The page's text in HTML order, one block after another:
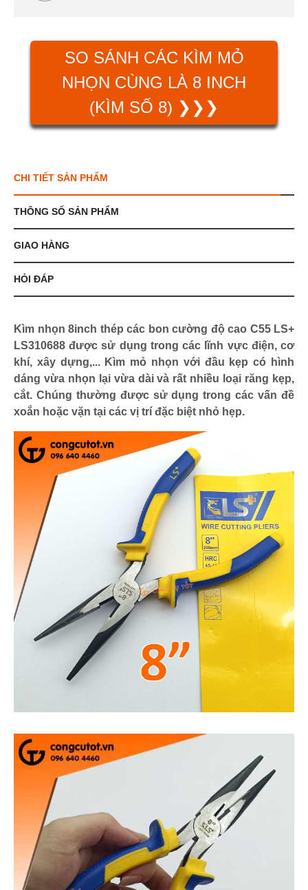
SO SÁNH CÁC KÌM MỎ
NHỌN CÙNG LÀ 8 INCH
(KÌM SỐ 8) ❯❯❯
CHI TIẾT SẢN PHẨM
THÔNG SỐ SẢN PHẨM
GIAO HÀNG
HỎI ĐÁP
Kìm nhọn 8inch thép các bon cường độ cao C55 LS+
LS310688 được sử dụng trong các lĩnh vực điện, cơ
khí, xây dựng,... Kìm mỏ nhọn với đầu kẹp có hình
dáng vừa nhọn lại vừa dài và rất nhiều loại răng kẹp,
cắt. Chúng thường được sử dụng trong các vấn đề
xoắn hoặc vặn tại các vị trí đặc biệt nhỏ hẹp.